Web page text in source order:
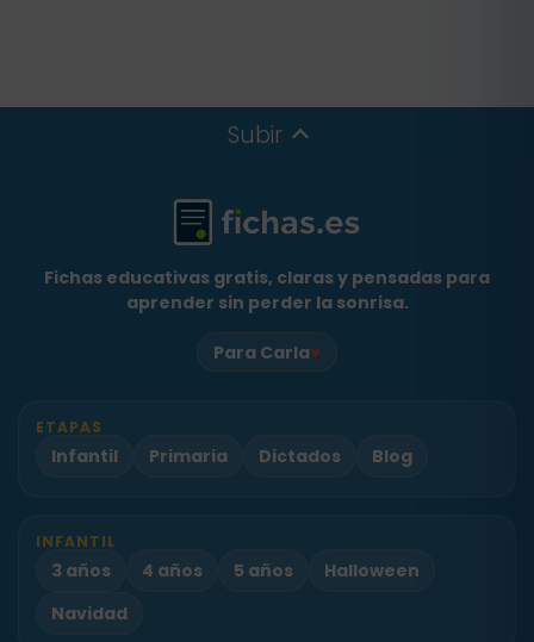
Subir
Fichas educativas gratis, claras y pensadas para
aprender sin perder la sonrisa.
Para Carla♥
ETAPAS
Infantil Primaria Dictados Blog
INFANTIL
3 años 4 años 5 años
Halloween
Navidad